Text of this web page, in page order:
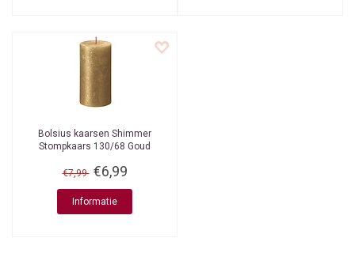
Bolsius kaarsen Shimmer
Stompkaars 130/68 Goud
€7,99 €6,99
Informatie